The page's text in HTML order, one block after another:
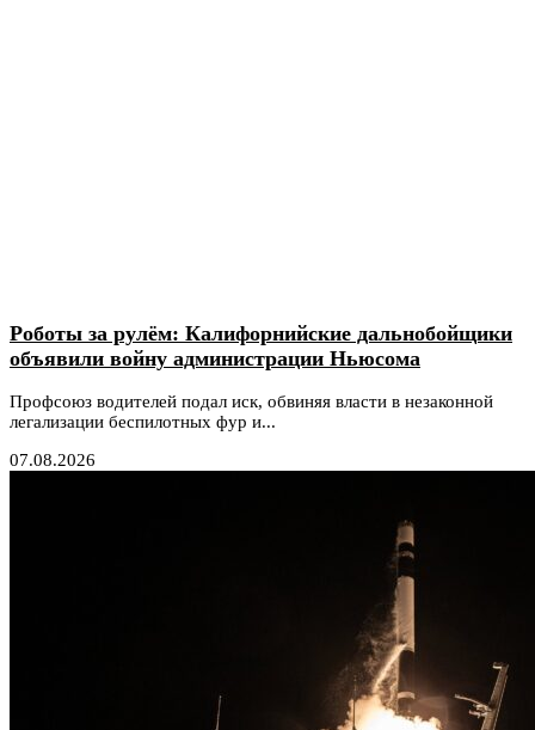
Роботы за рулём: Калифорнийские дальнобойщики
объявили войну администрации Ньюсома
Профсоюз водителей подал иск, обвиняя власти в незаконной
легализации беспилотных фур и...
07.08.2026